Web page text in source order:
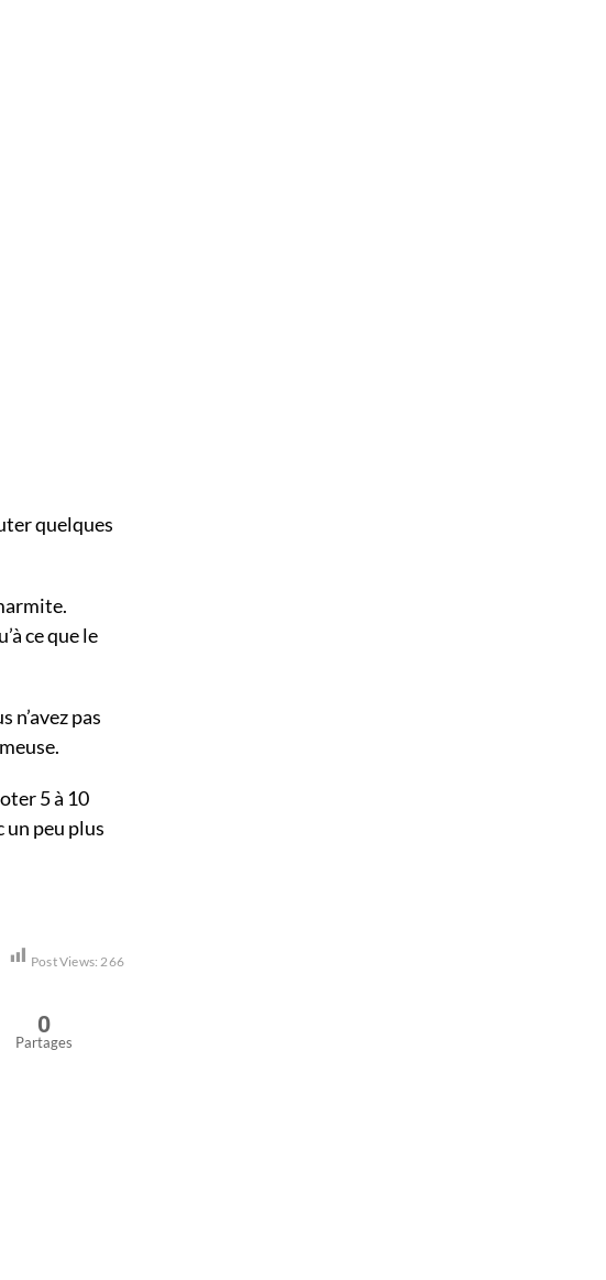
quelques
ce que le
n’avez pas
5 à 10
un peu plus
Post Views: 266
0
Partages